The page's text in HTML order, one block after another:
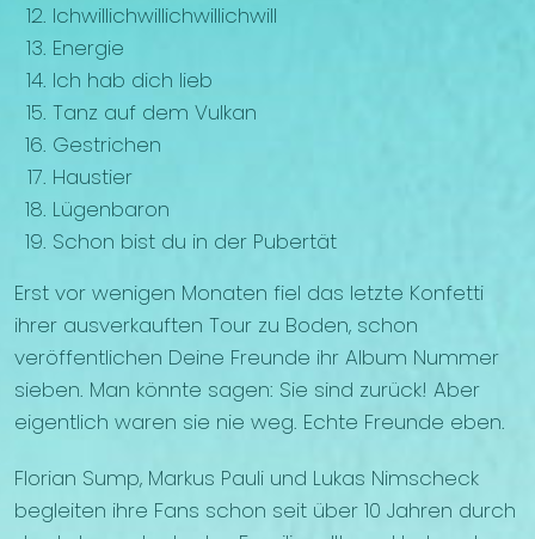
Ichwillichwillichwillichwill
Energie
Ich hab dich lieb
Tanz auf dem Vulkan
Gestrichen
Haustier
Lügenbaron
Schon bist du in der Pubertät
Erst vor wenigen Monaten fiel das letzte Konfetti
ihrer ausverkauften Tour zu Boden, schon
veröffentlichen Deine Freunde ihr Album Nummer
sieben. Man könnte sagen: Sie sind zurück! Aber
eigentlich waren sie nie weg. Echte Freunde eben.
Florian Sump, Markus Pauli und Lukas Nimscheck
begleiten ihre Fans schon seit über 10 Jahren durch